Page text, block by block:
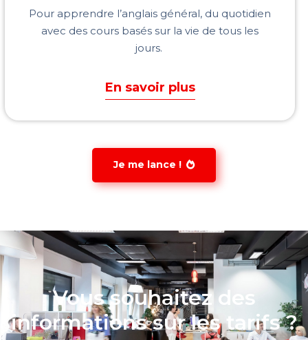
Pour apprendre l’anglais général, du quotidien
avec des cours basés sur la vie de tous les
jours.
En savoir plus
Je me lance !
Vous souhaitez des
informations sur les tarifs ?